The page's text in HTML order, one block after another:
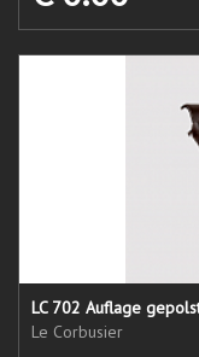
LC 702 Auflage
Le Corbusier